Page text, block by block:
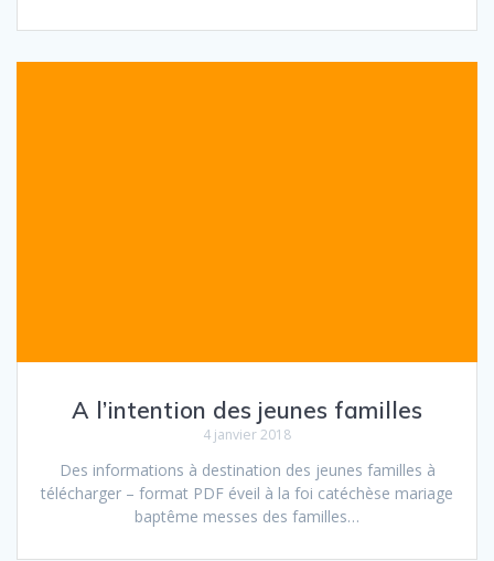
A l’intention des jeunes familles
4 janvier 2018
Des informations à destination des jeunes familles à
télécharger – format PDF éveil à la foi catéchèse mariage
baptême messes des familles…